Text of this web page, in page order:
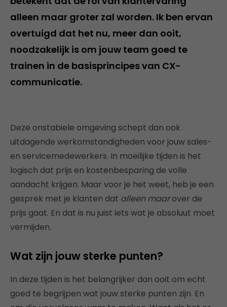
alleen maar groter zal worden. Ik ben ervan
overtuigd dat het nu, meer dan ooit,
noodzakelijk is om jouw team goed te
trainen in de basisprincipes van CX-
communicatie.
Deze onstabiele omgeving schept dan ook
uitdagende werkomstandigheden voor jouw sales-
en servicemedewerkers. In moeilijke tijden is het
logisch dat prijs en kostenbesparing de volle
aandacht krijgen. Maar voor je het weet, heb je een
gesprek met je klanten dat alleen maarover de
prijs gaat. En dat is nu juist iets wat je absoluut moet
vermijden.
Wat zijn jouw sterke punten?
In deze tijden is het belangrijker dan ooit om echt
goed te begrijpen wat jouw sterke punten zijn. En